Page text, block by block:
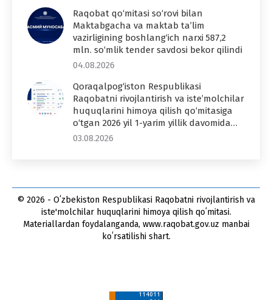
Raqobat qo‘mitasi so‘rovi bilan
Maktabgacha va maktab ta’lim
vazirligining boshlang‘ich narxi 587,2
mln. so‘mlik tender savdosi bekor qilindi
04.08.2026
Qoraqalpog‘iston Respublikasi
Raqobatni rivojlantirish va iste’molchilar
huquqlarini himoya qilish qo‘mitasiga
o‘tgan 2026 yil 1-yarim yillik davomida…
03.08.2026
© 2026 - Oʻzbekiston Respublikasi Raqobatni rivojlantirish va
iste'molchilar huquqlarini himoya qilish qoʻmitasi.
Materiallardan foydalanganda, www.raqobat.gov.uz manbai
koʻrsatilishi shart.